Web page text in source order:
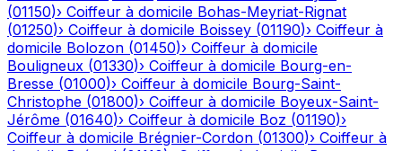
(01150)› Coiffeur à domicile Bohas-Meyriat-Rignat
(01250)› Coiffeur à domicile Boissey (01190)› Coiffeur à
domicile Bolozon (01450)› Coiffeur à domicile
Bouligneux (01330)› Coiffeur à domicile Bourg-en-
Bresse (01000)› Coiffeur à domicile Bourg-Saint-
Christophe (01800)› Coiffeur à domicile Boyeux-Saint-
Jérôme (01640)› Coiffeur à domicile Boz (01190)›
Coiffeur à domicile Brégnier-Cordon (01300)› Coiffeur à